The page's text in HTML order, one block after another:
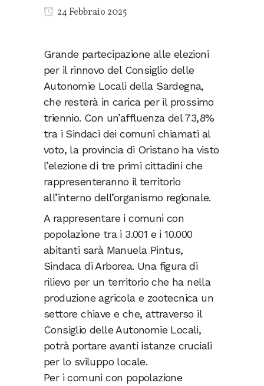
24 Febbraio 2025
Grande partecipazione alle elezioni
per il rinnovo del Consiglio delle
Autonomie Locali della Sardegna,
che resterà in carica per il prossimo
triennio. Con un’affluenza del 73,8%
tra i Sindaci dei comuni chiamati al
voto, la provincia di Oristano ha visto
l’elezione di tre primi cittadini che
rappresenteranno il territorio
all’interno dell’organismo regionale.
A rappresentare i comuni con
popolazione tra i 3.001 e i 10.000
abitanti sarà Manuela Pintus,
Sindaca di Arborea. Una figura di
rilievo per un territorio che ha nella
produzione agricola e zootecnica un
settore chiave e che, attraverso il
Consiglio delle Autonomie Locali,
potrà portare avanti istanze cruciali
per lo sviluppo locale.
Per i comuni con popolazione